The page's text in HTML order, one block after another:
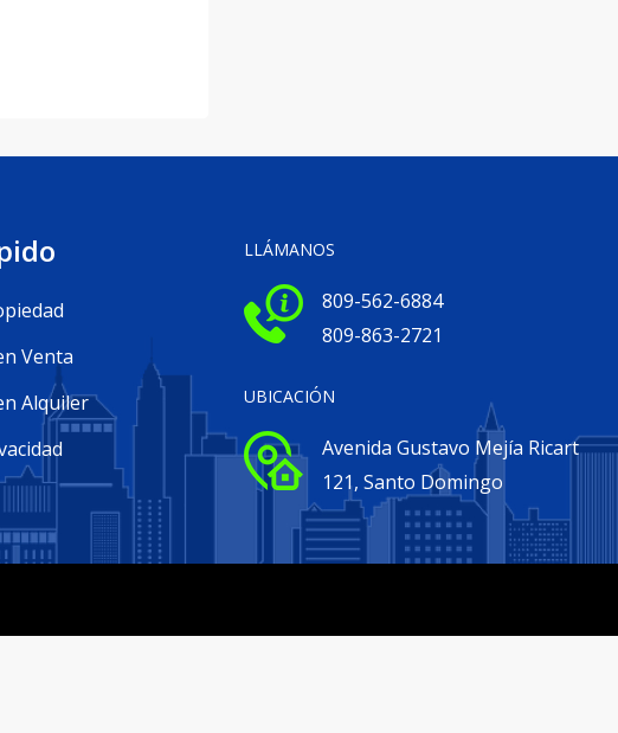
Venta
Alquiler
LLÁMANOS
809-562-6884
809-863-2721
UBICACIÓN
Avenida Gustavo Mejía Ricart
121, Santo Domingo